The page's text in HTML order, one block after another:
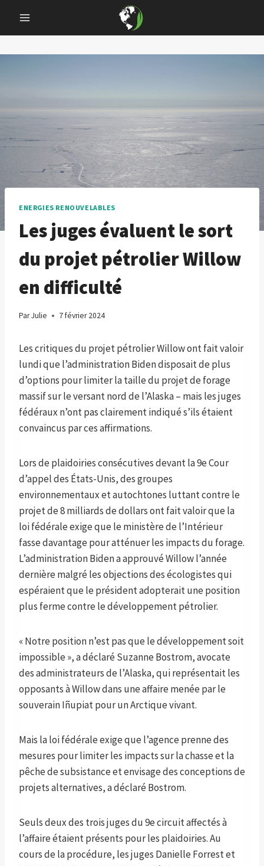
content
ENERGIES RENOUVELABLES
Les juges évaluent le sort
du projet pétrolier Willow
en difficulté
ParJulie 7 février 2024
Les critiques du projet pétrolier Willow ont fait valoir
lundi que l’administration Biden disposait de plus
d’options pour limiter la taille du projet de forage
massif sur le versant nord de l’Alaska – mais les juges
fédéraux n’ont pas clairement indiqué s’ils étaient
convaincus par ces affirmations.
Lors de plaidoiries consécutives devant la 9e Cour
d’appel des États-Unis, des groupes
environnementaux et autochtones luttant contre le
projet de 8 milliards de dollars ont fait valoir que la
loi fédérale exige que le ministère de l’Intérieur
fasse davantage pour atténuer les impacts du forage.
L’administration Biden a approuvé Willow l’année
dernière malgré les objections des écologistes qui
espéraient que le président adopterait une position
plus ferme contre le développement pétrolier.
« Notre position n’est pas que le développement soit
impossible », a déclaré Suzanne Bostrom, avocate
des administrateurs de l’Alaska, qui représentait les
opposants à Willow dans une affaire menée par le
souverain Iñupiat pour un Arctique vivant.
Mais la loi fédérale exige que l’agence prenne des
mesures pour limiter les impacts sur la chasse et la
pêche de subsistance et envisage des conceptions de
projets alternatives, a déclaré Bostrom.
Seuls deux des trois juges du 9e circuit affectés à
l’affaire étaient présents pour les plaidoiries. Au
cours de la procédure, les juges Danielle Forrest et